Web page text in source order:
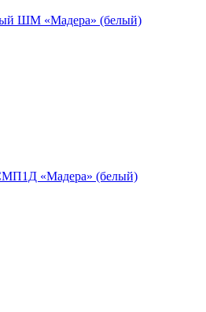
ШМ «Мадера» (белый)
«Мадера» (белый)